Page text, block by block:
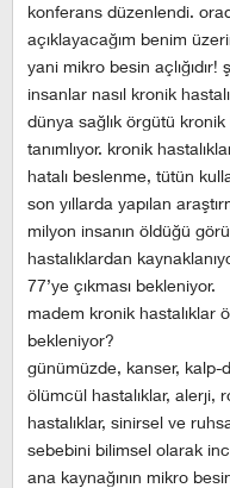
konferans düzenlendi.
açıklayacağım benim
yani mikro besin
insanlar nasıl kronik
dünya sağlık örgütü kronik
tanımlıyor. kronik
hatalı beslenme, tütün
son yıllarda yapılan
milyon insanın öldüğü
hastalıklardan
77’ye çıkması bekleniyor.
madem kronik hastalıklar
bekleniyor?
günümüzde, kanser, kalp-
ölümcül hastalıklar, alerji,
hastalıklar, sinirsel ve
sebebini bilimsel olarak
ana kaynağının mikro